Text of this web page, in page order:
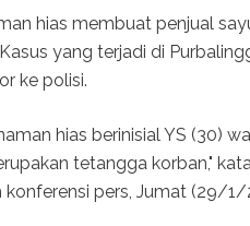
hias membuat penjual
yang terjadi di
ke polisi.
hias berinisial YS (30)
tetangga korban,"
pers, Jumat (29/1/